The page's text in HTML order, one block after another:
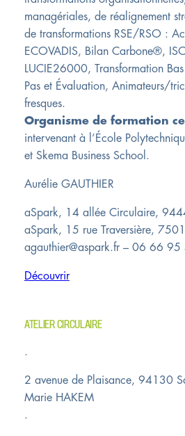
managériales, de réalignement
de transformations RSE/RSO :
ECOVADIS, Bilan Carbone®,
LUCIE26000, Transformation
Pas et Évaluation, Animateurs/
fresques.
Organisme de formation
intervenant à l’École
et Skema Business School.
Aurélie GAUTHIER
aSpark, 14 allée Circulaire,
aSpark, 15 rue Traversière,
agauthier@aspark.fr – 06 66
Découvrir
ATELIER CIRCULAIRE
.
2 avenue de Plaisance, 94130
Marie HAKEM
.